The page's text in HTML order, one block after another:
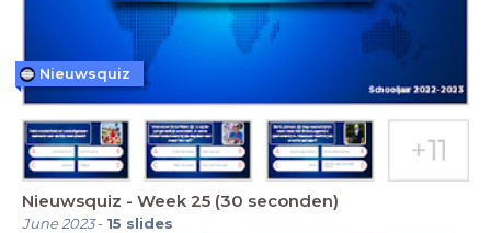
Nieuwsquiz - Week 25 (30 seconden)
June 2023- 15 slides
Nieuwsquiz